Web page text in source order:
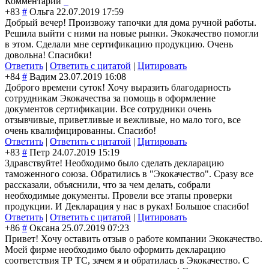
+83 # Ольга 22.07.2019 17:59
Добрый вечер! Произвожу тапочки для дома ручной работы.
Решила выйти с ними на новые рынки. Экокачество помогли
в этом. Сделали мне сертификацию продукцию. Очень
довольна! Спасибки!
Ответить | Ответить с цитатой | Цитировать
+84 # Вадим 23.07.2019 16:08
Доброго времени суток! Хочу выразить благодарность
сотрудникам Экокачества за помощь в оформление
документов сертификации. Все сотрудники очень
отзывчивые, приветливые и вежливые, но мало того, все
очень квалифицированны. Спасибо!
Ответить | Ответить с цитатой | Цитировать
+83 # Петр 24.07.2019 15:19
Здравствуйте! Необходимо было сделать декларацию
таможенного союза. Обратились в "Экокачество". Сразу все
рассказали, объяснили, что за чем делать, собрали
необходимые документы. Провели все этапы проверки
продукции. И Декларация у нас в руках! Большое спасибо!
Ответить | Ответить с цитатой | Цитировать
+86 # Оксана 25.07.2019 07:23
Привет! Хочу оставить отзыв о работе компании Экокачество.
Моей фирме необходимо было оформить декларацию
соответствия ТР ТС, зачем я и обратилась в Экокачество. С